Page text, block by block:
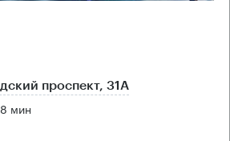
проспект, 31А
8 мин